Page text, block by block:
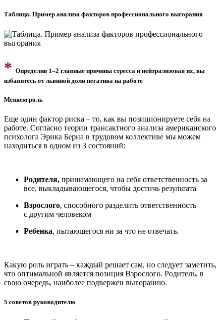
Таблица. Пример анализа факторов профессионального выгорания
* Определив 1–2 главные причины стресса и нейтрализовав их, вы
избавитесь от львиной доли негатива на работе
Меняем роль
Еще один фактор риска – то, как вы позиционируете себя на
работе. Согласно теории трансактного анализа американского
психолога Эрика Берна в трудовом коллективе мы можем
находиться в одном из 3 состояний:
Родителя, принимающего на себя ответственность за
все, выкладывающегося, чтобы достичь результата
Взрослого, способного разделить ответственность
с другим человеком
Ребенка, пытающегося ни за что не отвечать.
Какую роль играть – каждый решает сам, но следует заметить,
что оптимальной является позиция Взрослого. Родитель, в
свою очередь, наиболее подвержен выгоранию.
5 советов руководителю